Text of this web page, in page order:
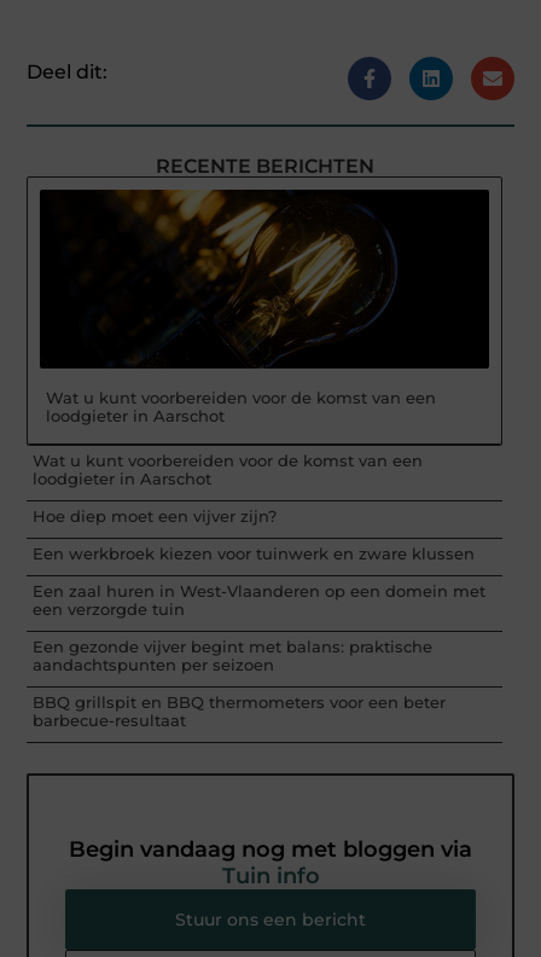
Deel dit:
RECENTE BERICHTEN
Wat u kunt voorbereiden voor de komst van een
loodgieter in Aarschot
Wat u kunt voorbereiden voor de komst van een
loodgieter in Aarschot
Hoe diep moet een vijver zijn?
Een werkbroek kiezen voor tuinwerk en zware klussen
Een zaal huren in West-Vlaanderen op een domein met
een verzorgde tuin
Een gezonde vijver begint met balans: praktische
aandachtspunten per seizoen
BBQ grillspit en BBQ thermometers voor een beter
barbecue-resultaat
Begin vandaag nog met bloggen via
Tuin info
Stuur ons een bericht